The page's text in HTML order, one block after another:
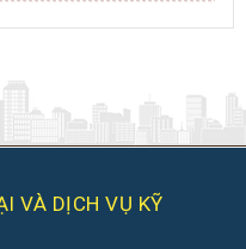
VÀ DỊCH VỤ KỸ